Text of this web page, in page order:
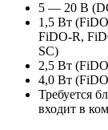
5 — 20 В
1,5 Вт
FiDO-R,
SC)
2,5 Вт
4,0 Вт
Требуется
входит в